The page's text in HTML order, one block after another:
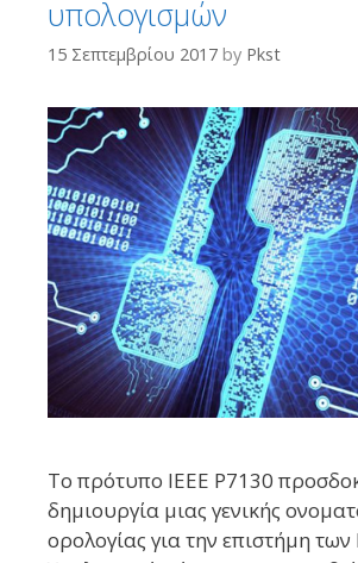
Στις 25 Ιουνίου 2026 έκλεισε η
(«Πρόσκληση υποβολής στοιχείων») της
για μια στοχευμένη νομοθετική
απαντήσεις. Η διαβούλευση αυτή
έναρξη του επόμενου γύρου
copyright, με σημαντικότερο σκέλος της
τεχνητή νοημοσύνη ...
Περισσότερα...
υπολογισμών
15 Σεπτεμβρίου 2017 by Pkst
Tο πρότυπο IEEE P7130
δημιουργία μιας γενικής
ορολογίας για την επιστήμη